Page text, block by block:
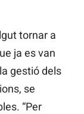
tornar a
ja es van
gestió dels
se
“Per